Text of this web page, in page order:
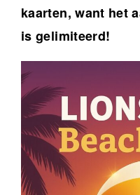
kaarten, want het
is gelimiteerd!